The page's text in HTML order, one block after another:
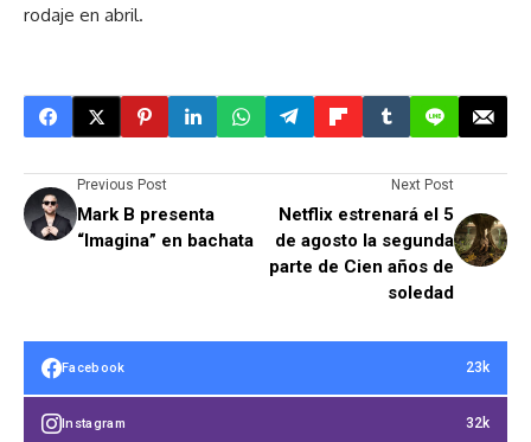
rodaje en abril.
Previous Post
Mark B presenta
“Imagina” en bachata
Next Post
Netflix estrenará el 5
de agosto la segunda
parte de Cien años de
soledad
Facebook 23k
Instagram 32k